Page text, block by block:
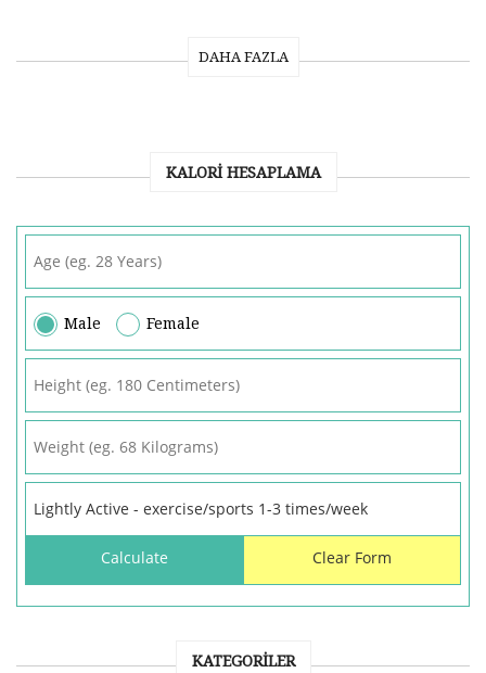
DAHA FAZLA
KALORI HESAPLAMA
Male Female
KATEGORILER